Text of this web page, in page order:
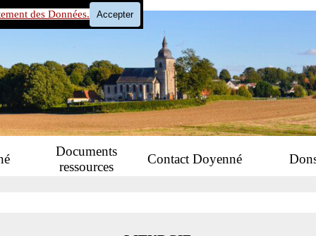
des Données. Accepter
Documents
ressources
Contact Doyenné